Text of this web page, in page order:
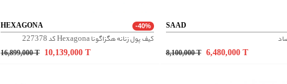
HEXAGONA -40%
کیف پول زنانه هگزاگونا Hexagona کد 227378
16,899,000T 10,139,000T
SAAD
8,100,000T 6,480,000 T